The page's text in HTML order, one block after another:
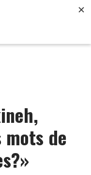
de